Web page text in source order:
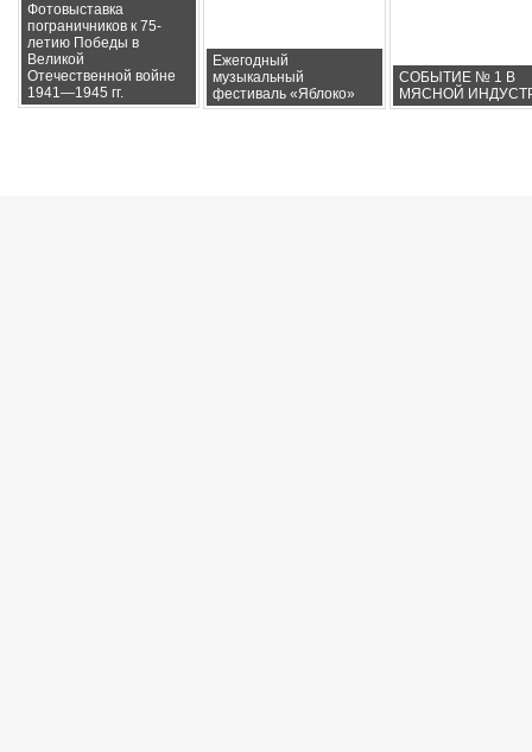
Фотовыставка
пограничников к 75-
летию Победы в
Великой
Отечественной войне
1941—1945 гг.
Ежегодный
музыкальный
фестиваль «Яблоко»
СОБЫТИЕ № 1 В
МЯСНОЙ